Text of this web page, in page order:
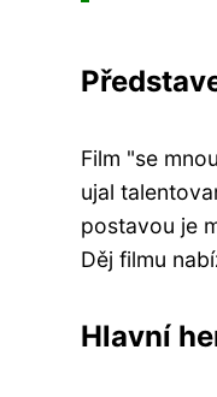
Film "se
ujal
postavou je
Děj filmu
Hlavní